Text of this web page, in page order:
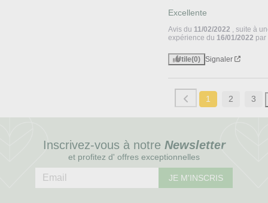
Excellente
Avis du 11/02/2022
, suite à
expérience du 16/01/2022 par
Utile(0) Signaler
1 2 3
Inscrivez-vous à notre Newsletter
et profitez d' offres exceptionnelles
JE M'INSCRIS